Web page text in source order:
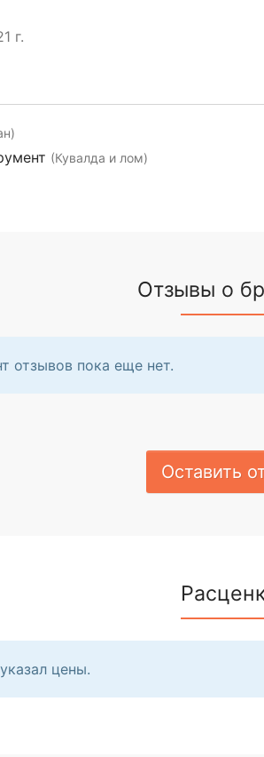
г.
(Кувалда и лом)
Отзывы о
отзывов пока еще нет.
Оставить
цены.